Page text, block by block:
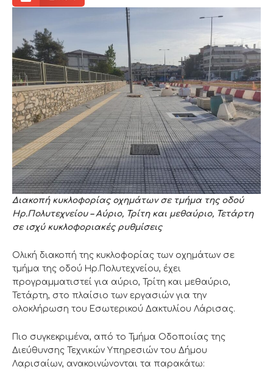
Διακοπή κυκλοφορίας οχημάτων σε τμήμα της οδού
Ηρ.Πολυτεχνείου –Αύριο, Τρίτη και μεθαύριο, Τετάρτη
σε ισχύ κυκλοφοριακές ρυθμίσεις
Ολική διακοπή της κυκλοφορίας των οχημάτων σε
τμήμα της οδού Ηρ.Πολυτεχνείου, έχει
προγραμματιστεί για αύριο, Τρίτη και μεθαύριο,
Τετάρτη, στο πλαίσιο των εργασιών για την
ολοκλήρωση του Εσωτερικού Δακτυλίου Λάρισας.
Πιο συγκεκριμένα, από το Τμήμα Οδοποιίας της
Διεύθυνσης Τεχνικών Υπηρεσιών του Δήμου
Λαρισαίων, ανακοινώνονται τα παρακάτω: